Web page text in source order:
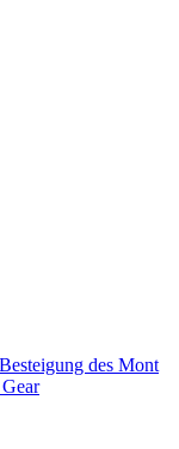
Besteigung des Mont